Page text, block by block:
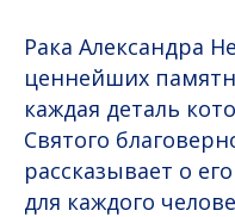
Рака Александра
ценнейших
каждая деталь
Святого
рассказывает о
для каждого